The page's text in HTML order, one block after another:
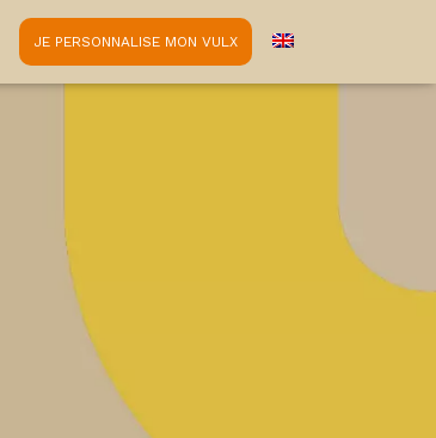
JE PERSONNALISE MON VULX